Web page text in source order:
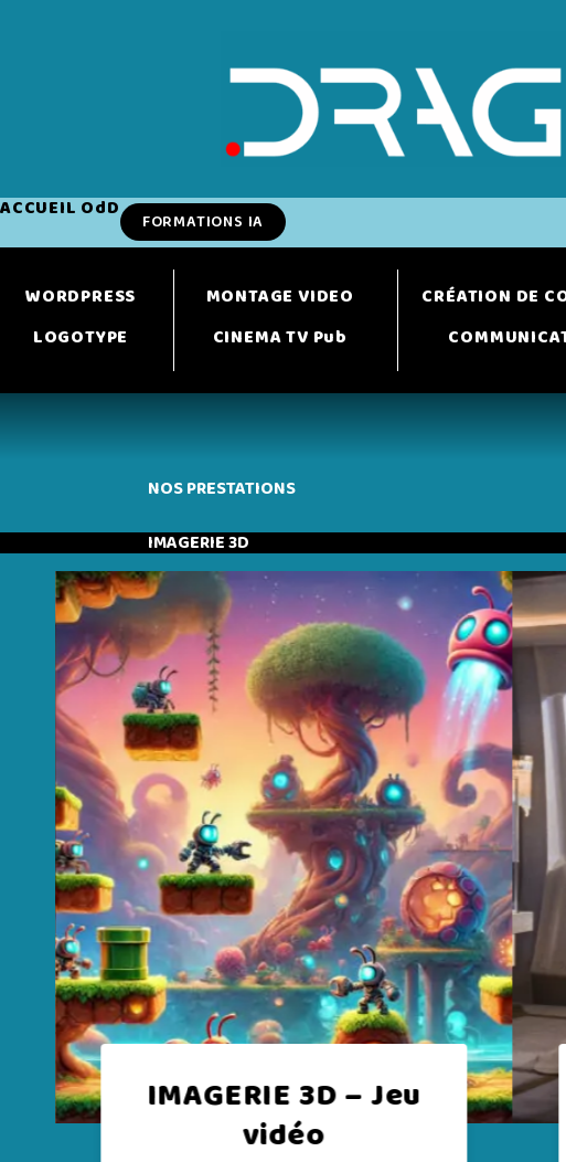
ACCUEIL OdD FORMATIONS IA
WORDPRESS
LOGOTYPE
MONTAGE VIDEO
CINEMA TV Pub
CRÉATION DE
NOS PRESTATIONS
IMAGERIE 3D
IMAGERIE 3D –
Design de luxe